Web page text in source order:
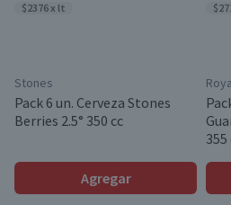
$2376 x lt
Stones
Pack 6 un. Cerveza Stones
Berries 2.5° 350 cc
Agregar
355